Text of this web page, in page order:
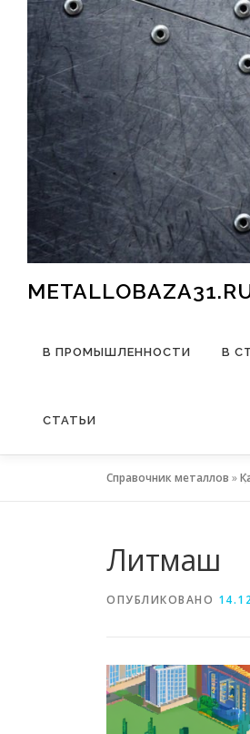
Перейти к содержимому
В ПРОМЫШЛЕННОСТИ В
СТАТЬИ
Справочник металлов »
Литмаш
ОПУБЛИКОВАНО